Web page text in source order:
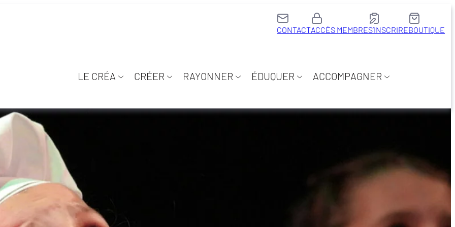
CONTACTACCÈS MEMBRES’INSCRIREBOUTIQUE
LE CRÉA CRÉER RAYONNER ÉDUQUER ACCOMPAGNER